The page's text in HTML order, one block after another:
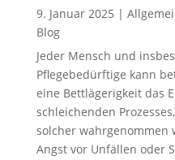
9. Januar 2025 |
Blog
Jeder Mensch und
Pflegebedürftige kann
eine Bettlägerigkeit das
schleichenden
solcher wahrgenommen
Angst vor Unfällen oder